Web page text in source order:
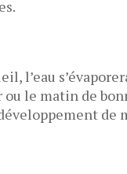
l’eau
le matin de
de